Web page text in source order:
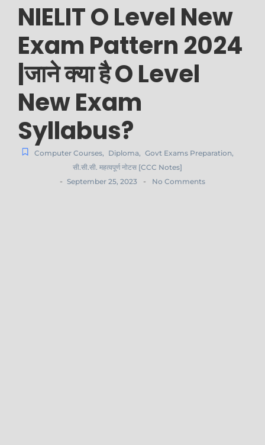
NIELIT O Level New
Exam Pattern 2024
|जाने क्या है O Level
New Exam
Syllabus?
Computer Courses, Diploma, Govt Exams Preparation,
सी.सी.सी. महत्वपूर्ण नोटस [CCC Notes]
- September 25, 2023 - No Comments